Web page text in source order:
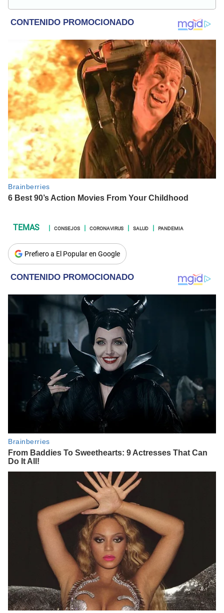
comunidades nativas y apoyo social.
CONSEJOS CORONAVIRUS SALUD PANDEMIA
Prefiero a El Popular en Google